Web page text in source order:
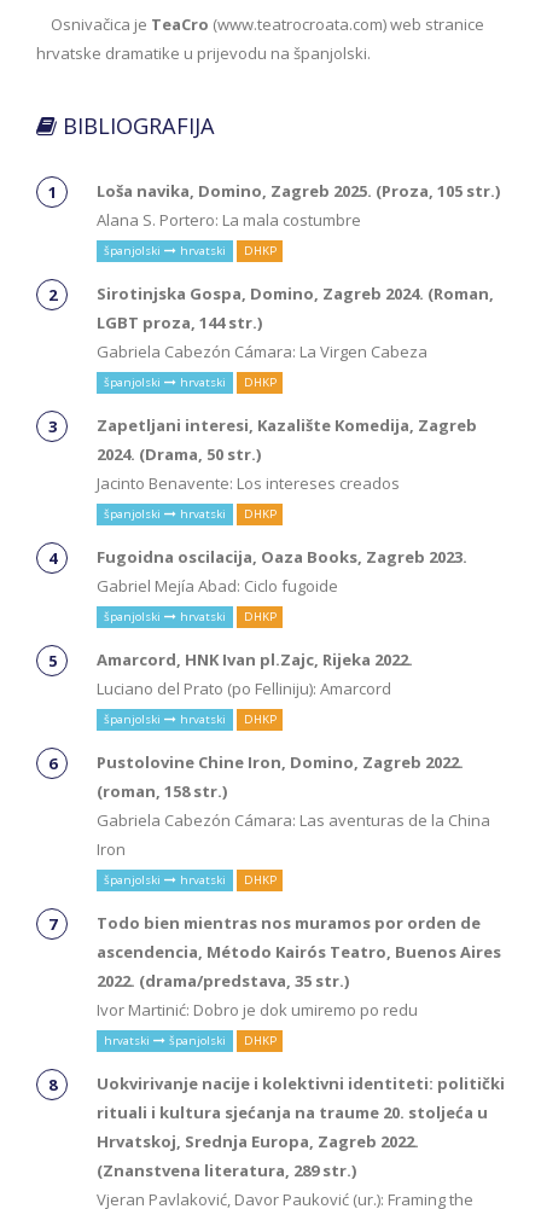
Osnivačica je TeaCro (www.teatrocroata.com) web stranice
hrvatske dramatike u prijevodu na španjolski.
BIBLIOGRAFIJA
Loša navika, Domino, Zagreb 2025. (Proza, 105 str.)
Alana S. Portero: La mala costumbre
španjolski hrvatski DHKP
Sirotinjska Gospa, Domino, Zagreb 2024. (Roman,
LGBT proza, 144 str.)
Gabriela Cabezón Cámara: La Virgen Cabeza
španjolski hrvatski DHKP
Zapetljani interesi, Kazalište Komedija, Zagreb
2024. (Drama, 50 str.)
Jacinto Benavente: Los intereses creados
španjolski hrvatski DHKP
Fugoidna oscilacija, Oaza Books, Zagreb 2023.
Gabriel Mejía Abad: Ciclo fugoide
španjolski hrvatski DHKP
Amarcord, HNK Ivan pl.Zajc, Rijeka 2022.
Luciano del Prato (po Felliniju): Amarcord
španjolski hrvatski DHKP
Pustolovine Chine Iron, Domino, Zagreb 2022.
(roman, 158 str.)
Gabriela Cabezón Cámara: Las aventuras de la China
Iron
španjolski hrvatski DHKP
Todo bien mientras nos muramos por orden de
ascendencia, Método Kairós Teatro, Buenos Aires
2022. (drama/predstava, 35 str.)
Ivor Martinić: Dobro je dok umiremo po redu
hrvatski španjolski DHKP
Uokvirivanje nacije i kolektivni identiteti: politički
rituali i kultura sjećanja na traume 20. stoljeća u
Hrvatskoj, Srednja Europa, Zagreb 2022.
(Znanstvena literatura, 289 str.)
Vjeran Pavlaković, Davor Pauković (ur.): Framing the